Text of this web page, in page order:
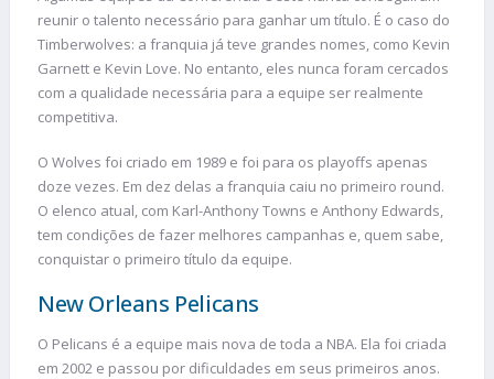
reunir o talento necessário para ganhar um título. É o caso do
Timberwolves: a franquia já teve grandes nomes, como Kevin
Garnett e Kevin Love. No entanto, eles nunca foram cercados
com a qualidade necessária para a equipe ser realmente
competitiva.
O Wolves foi criado em 1989 e foi para os playoffs apenas
doze vezes. Em dez delas a franquia caiu no primeiro round.
O elenco atual, com Karl-Anthony Towns e Anthony Edwards,
tem condições de fazer melhores campanhas e, quem sabe,
conquistar o primeiro título da equipe.
New Orleans Pelicans
O Pelicans é a equipe mais nova de toda a NBA. Ela foi criada
em 2002 e passou por dificuldades em seus primeiros anos.